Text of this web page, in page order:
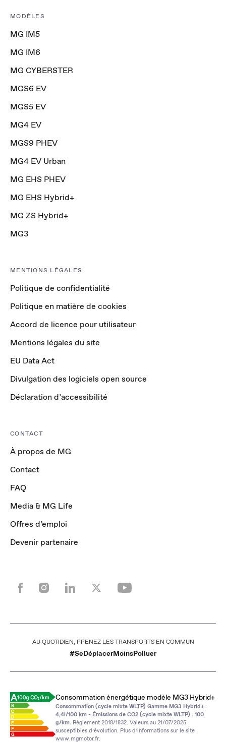
MODÈLES
MG IM5
MG IM6
MG CYBERSTER
MGS6 EV
MGS5 EV
MG4 EV
MGS9 PHEV
MG4 EV Urban
MG EHS PHEV
MG EHS Hybrid+
MG ZS Hybrid+
MG3
MENTIONS LÉGALES
Politique de confidentialité
Politique en matière de cookies
Accord de licence pour utilisateur
Mentions légales du site
EU Data Act
Divulgation des logiciels open source
Déclaration d’accessibilité
CONTACT
À propos de MG
Contact
FAQ
Media & MG Life
Offres d’emploi
Devenir partenaire
AU QUOTIDIEN, PRENEZ LES TRANSPORTS EN COMMUN
#SeDéplacerMoinsPolluer
Consommation énergétique modèle MG3 Hybrid+
Consommation (cycle mixte WLTP) Gamme MG3 Hybrid+ :
4,4l/100 km - Émissions de CO2 (cycle mixte WLTP) : 100
g/km. Règlement 2018/1832. Valeurs au 21/07/2025
susceptibles d’évolution. Plus d’informations sur le site
www.mgmotor.fr.